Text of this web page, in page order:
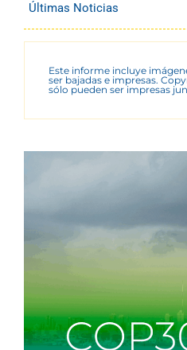
Últimas Noticias
Este informe incluye
ser bajadas e impresas.
sólo pueden ser impresas